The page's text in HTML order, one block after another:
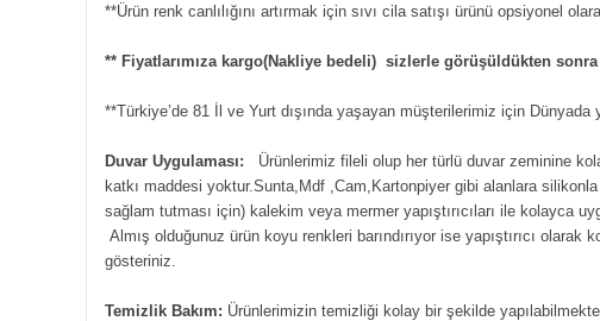
**Ürün renk canlılığını artırmak için sıvı cila satışı ürünü opsiyonel
** Fiyatlarımıza kargo(Nakliye bedeli) sizlerle görüşüldükten
**Türkiye’de 81 İl ve Yurt dışında yaşayan müşterilerimiz için
Duvar Uygulaması:
Ürünlerimiz fileli olup her türlü duvar zeminine
katkı maddesi yoktur.Sunta,Mdf ,Cam,Kartonpiyer gibi alanlara silikonla
sağlam tutması için) kalekim veya mermer yapıştırıcıları ile kolayca
Almış olduğunuz ürün koyu renkleri barındırıyor ise yapıştırıcı olarak
gösteriniz.
Temizlik Bakım: Ürünlerimizin temizliği kolay bir şekilde